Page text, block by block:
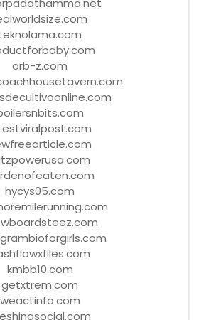
orb-z.com
hycys05.com
kmbb10.com
getxtrem.com
weactinfo.com